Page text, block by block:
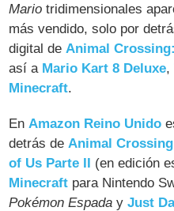
Mario tridimensionales
más vendido, solo por
digital deAnimal
así a Mario Kart 8 Deluxe,
Minecraft.
EnAmazon Reino Unido
detrás deAnimal
of Us Parte II (en edición
Minecraft para Nintendo
Pokémon Espada yJust